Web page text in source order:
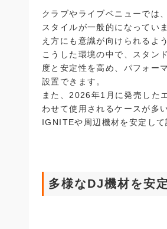
クラブやライブベニューでは
スタイルが一般的になってい
え方にも意識が向けられるよ
こうした環境の中で、スタン
度と安定性を高め、パフォー
設置できます。
また、2026年1月に発売した
わせて使用されるケースが多
IGNITEや周辺機材を安定し
多様なDJ機材を安